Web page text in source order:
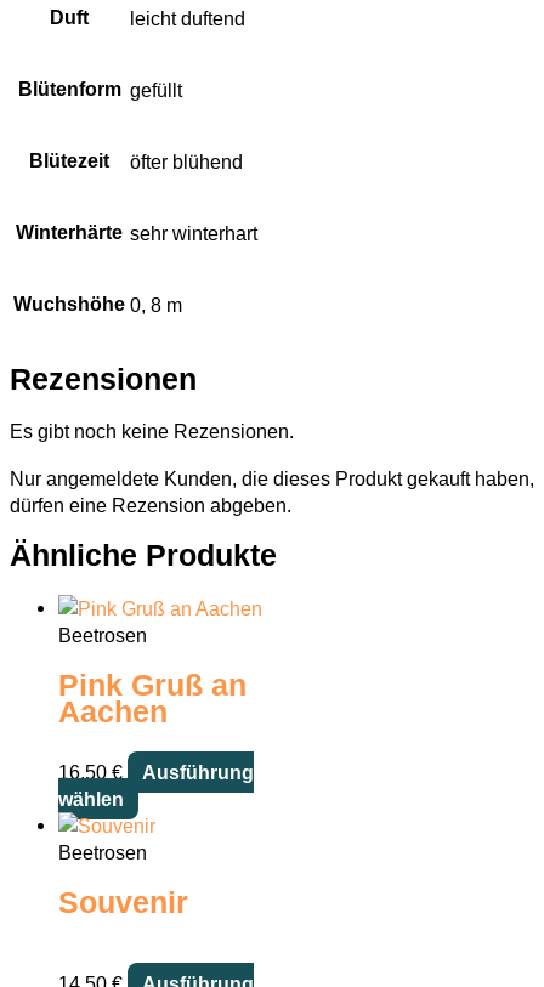
Duft leicht duftend
Blütenform gefüllt
Blütezeit öfter blühend
Winterhärte sehr winterhart
Wuchshöhe 0, 8 m
Rezensionen
Es gibt noch keine Rezensionen.
Nur angemeldete Kunden, die dieses Produkt gekauft haben,
dürfen eine Rezension abgeben.
Ähnliche Produkte
Beetrosen
Pink Gruß an
Aachen
16,50 €
Ausführung
wählen
Dieses
Produkt
weist
Varianten
Die
Beetrosen
Souvenir